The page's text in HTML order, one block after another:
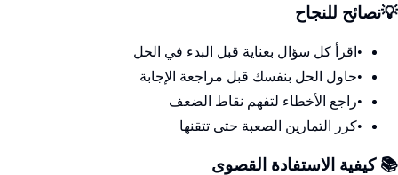
💡نصائح للنجاح
• اقرأ كل سؤال بعناية قبل البدء في الحل
•حاول الحل بنفسك قبل مراجعة الإجابة
•راجع الأخطاء لتفهم نقاط الضعف
•كرر التمارين الصعبة حتى تتقنها
📚 كيفية الاستفادة القصوى